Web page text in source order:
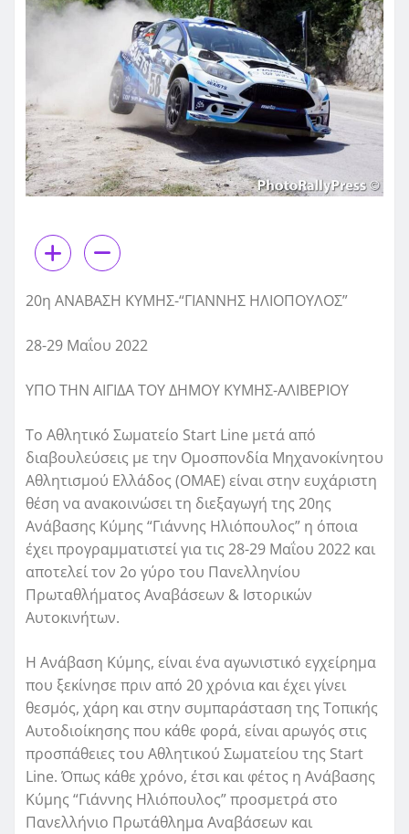
20η ΑΝΑΒΑΣΗ ΚΥΜΗΣ-“ΓΙΑΝΝΗΣ ΗΛΙΟΠΟΥΛΟΣ”
28-29 Μαΐου 2022
ΥΠΟ ΤΗΝ ΑΙΓΙΔΑ ΤΟΥ ΔΗΜΟΥ ΚΥΜΗΣ-ΑΛΙΒΕΡΙΟΥ
Το Αθλητικό Σωματείο Start Line μετά από
διαβουλεύσεις με την Ομοσπονδία Μηχανοκίνητου
Αθλητισμού Ελλάδος (ΟΜΑΕ) είναι στην ευχάριστη
θέση να ανακοινώσει τη διεξαγωγή της 20ης
Ανάβασης Κύμης “Γιάννης Ηλιόπουλος” η όποια
έχει προγραμματιστεί για τις 28-29 Μαΐου 2022 και
αποτελεί τον 2ο γύρο του Πανελληνίου
Πρωταθλήματος Αναβάσεων & Ιστορικών
Αυτοκινήτων.
Η Ανάβαση Κύμης, είναι ένα αγωνιστικό εγχείρημα
που ξεκίνησε πριν από 20 χρόνια και έχει γίνει
θεσμός, χάρη και στην συμπαράσταση της Τοπικής
Αυτοδιοίκησης που κάθε φορά, είναι αρωγός στις
προσπάθειες του Αθλητικού Σωματείου της Start
Line. Όπως κάθε χρόνο, έτσι και φέτος η Ανάβασης
Κύμης “Γιάννης Ηλιόπουλος” προσμετρά στο
Πανελλήνιο Πρωτάθλημα Αναβάσεων και